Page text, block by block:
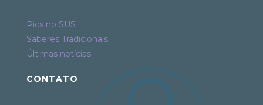
Pics no SUS
Saberes Tradicionais
Últimas notícias
CONTATO